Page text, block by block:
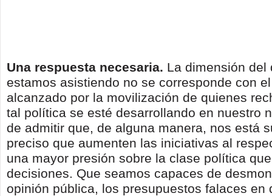
Una respuesta necesaria. La dimensión del
estamos asistiendo no se corresponde con
alcanzado por la movilización de quienes
tal política se esté desarrollando en nuestro
de admitir que, de alguna manera, nos está
preciso que aumenten las iniciativas al
una mayor presión sobre la clase política
decisiones. Que seamos capaces de
opinión pública, los presupuestos falaces en